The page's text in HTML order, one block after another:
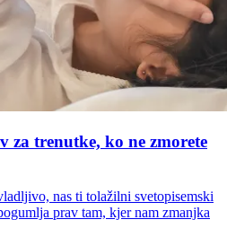
za trenutke, ko ne zmorete
nas ti tolažilni svetopisemski
prav tam, kjer nam zmanjka